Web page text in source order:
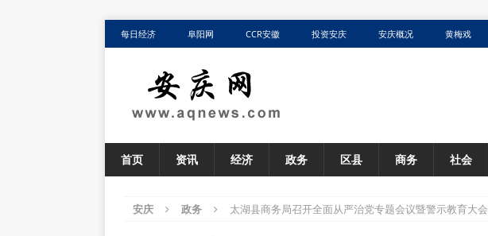
每日经济 阜阳网 CCR安徽 投资安庆 安庆概况 黄梅戏
首页 资讯 经济 政务 区县 商务 社会
安庆 政务 太湖县商务局召开全面从严治党专题会议暨警示教育大会